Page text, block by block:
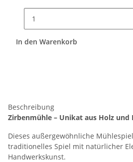
In den Warenkorb
Beschreibung
Zirbenmühle – Unikat aus Holz und
Dieses außergewöhnliche
traditionelles Spiel mit natürlicher
Handwerkskunst.